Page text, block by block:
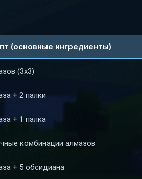
(основные ингредиенты)
(3x3)
+ 2 палки
+ 1 палка
комбинации алмазов
+ 5 обсидиана